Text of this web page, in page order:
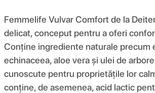
Femmelife Vulvar Comfort de la
delicat, conceput pentru a oferi
Conține ingrediente naturale precum
echinaceea, aloe vera și ulei de
cunoscute pentru proprietățile lor
conține, de asemenea, acid lactic